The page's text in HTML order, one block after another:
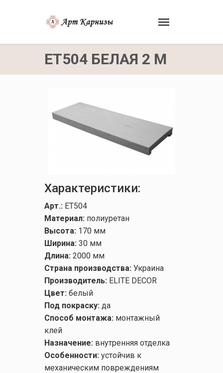
ET504 БЕЛАЯ 2 М
Характеристики:
Арт.: ET504
Материал: полиуретан
Высота: 170 мм
Ширина: 30 мм
Длина: 2000 мм
Страна производства: Украина
Производитель: ELITE DECOR
Цвет: белый
Под покраску: да
Способ монтажа: монтажный
клей
Назначение: внутренняя отделка
Особенности: устойчив к
механическим повреждениям